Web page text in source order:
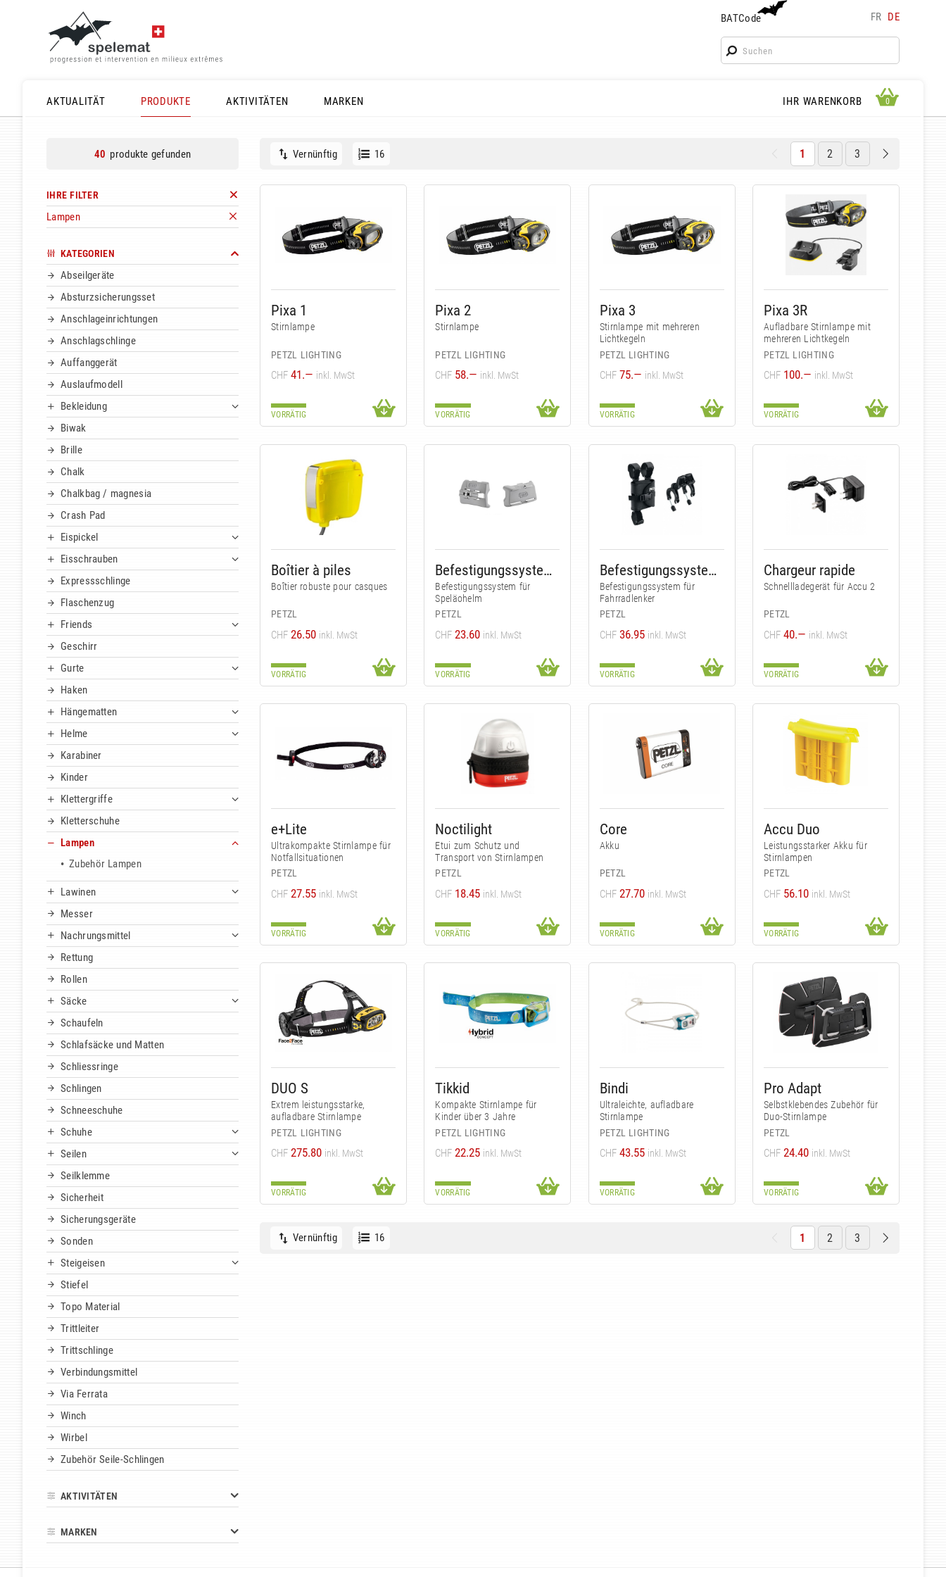
BATCode FR DE
BATCode
Geben Sie Ihren Namen ein und bestätigen
AKTUALITÄT
PRODUKTE AKTIVITÄTEN MARKEN IHR WARENKORB 0 0
40 produkte gefunden
IHRE FILTER
Lampen
KATEGORIEN
Abseilgeräte
Absturzsicherungsset
Anschlageinrichtungen
Anschlagschlinge
Auffanggerät
Auslaufmodell
Bekleidung
Biwak
Brille
Chalk
Chalkbag / magnesia
Crash Pad
Eispickel
Eisschrauben
Expressschlinge
Flaschenzug
Friends
Geschirr
Gurte
Haken
Hängematten
Helme
Karabiner
Kinder
Klettergriffe
Kletterschuhe
Lampen
Zubehör Lampen
Lawinen
Messer
Nachrungsmittel
Rettung
Rollen
Säcke
Schaufeln
Schlafsäcke und Matten
Schliessringe
Schlingen
Schneeschuhe
Schuhe
Seilen
Seilklemme
Sicherheit
Sicherungsgeräte
Sonden
Steigeisen
Stiefel
Topo Material
Trittleiter
Trittschlinge
Verbindungsmittel
Via Ferrata
Winch
Wirbel
Zubehör Seile-Schlingen
AKTIVITÄTEN
MARKEN
Vernünftig 16 1 2 3
Pixa 1
Stirnlampe
PETZL LIGHTING
CHF 41.— inkl. MwSt
VORRÄTIG
Pixa 2
Stirnlampe
PETZL LIGHTING
CHF 58.— inkl. MwSt
VORRÄTIG
Pixa 3
Stirnlampe mit mehreren
Lichtkegeln
PETZL LIGHTING
CHF 75.— inkl. MwSt
VORRÄTIG
Pixa 3R
Aufladbare Stirnlampe mit
mehreren Lichtkegeln
PETZL LIGHTING
CHF 100.— inkl. MwSt
VORRÄTIG
Boîtier à piles
Boîtier robuste pour casques
PETZL
CHF 26.50 inkl. MwSt
VORRÄTIG
Befestigungssystem für Speläohelm
Befestigungssystem für
Speläohelm
PETZL
CHF 23.60 inkl. MwSt
VORRÄTIG
Befestigungssystem für Fahrradlenker
Befestigungssystem für
Fahrradlenker
PETZL
CHF 36.95 inkl. MwSt
VORRÄTIG
Chargeur rapide
Schnellladegerät für Accu 2
PETZL
CHF 40.— inkl. MwSt
VORRÄTIG
e+Lite
Ultrakompakte Stirnlampe für
Notfallsituationen
PETZL
CHF 27.55 inkl. MwSt
VORRÄTIG
Noctilight
Etui zum Schutz und
Transport von Stirnlampen
PETZL
CHF 18.45 inkl. MwSt
VORRÄTIG
Core
Akku
PETZL
CHF 27.70 inkl. MwSt
VORRÄTIG
Accu Duo
Leistungsstarker Akku für
Stirnlampen
PETZL
CHF 56.10 inkl. MwSt
VORRÄTIG
DUO S
Extrem leistungsstarke,
aufladbare Stirnlampe
PETZL LIGHTING
CHF 275.80 inkl. MwSt
VORRÄTIG
Tikkid
Kompakte Stirnlampe für
Kinder über 3 Jahre
PETZL LIGHTING
CHF 22.25 inkl. MwSt
VORRÄTIG
Bindi
Ultraleichte, aufladbare
Stirnlampe
PETZL LIGHTING
CHF 43.55 inkl. MwSt
VORRÄTIG
Pro Adapt
Selbstklebendes Zubehör für
Duo-Stirnlampe
PETZL
CHF 24.40 inkl. MwSt
VORRÄTIG
Vernünftig 16 1 2 3